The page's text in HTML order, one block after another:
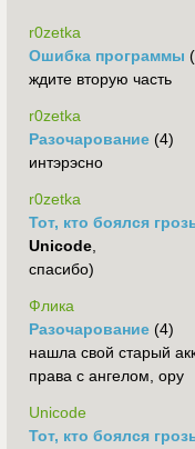
r0zetka
Ошибка программы
ждите вторую часть
r0zetka
Разочарование (4)
интэрэсно
r0zetka
Тот, кто боялся
Unicode
спасибо)
Флика
Разочарование (4)
нашла свой старый
права с ангелом, ору
Unicode
Тот, кто боялся